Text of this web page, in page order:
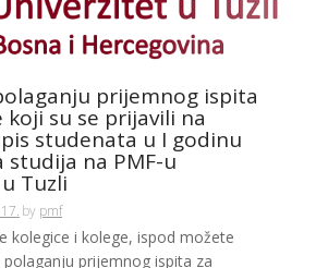
prijemnog ispita
koji su se prijavili na
studenata u I godinu
studija na PMF-u
Tuzli
by pmf
kolegice i kolege, ispod možete
prijemnog ispita za